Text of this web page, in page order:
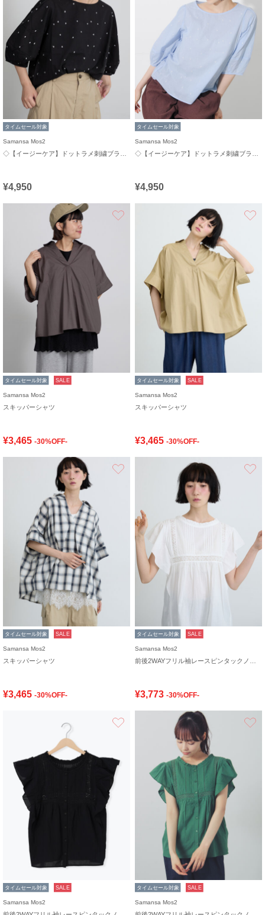
タイムセール対象
Samansa Mos2
¥4,950
タイムセール対象
Samansa Mos2
¥4,950
タイムセール対象 SALE
Samansa Mos2
スキッパーシャツ
¥3,465 -30%OFF-
タイムセール対象 SALE
Samansa Mos2
スキッパーシャツ
¥3,465 -30%OFF-
タイムセール対象 SALE
Samansa Mos2
スキッパーシャツ
¥3,465 -30%OFF-
タイムセール対象 SALE
Samansa Mos2
¥3,773 -30%OFF-
タイムセール対象 SALE
Samansa Mos2
タイムセール対象 SALE
Samansa Mos2